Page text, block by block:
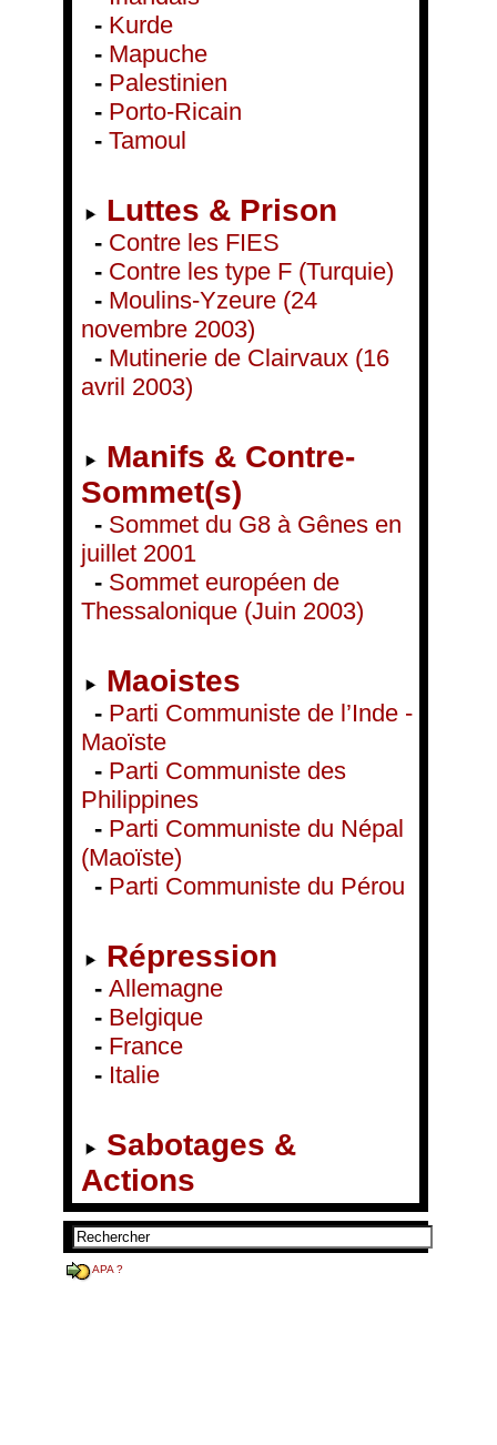
- Kurde
- Mapuche
- Palestinien
- Porto-Ricain
- Tamoul
Luttes & Prison
- Contre les FIES
- Contre les type F (Turquie)
- Moulins-Yzeure (24
novembre 2003)
- Mutinerie de Clairvaux (16
avril 2003)
Manifs & Contre-
Sommet(s)
- Sommet du G8 à Gênes en
juillet 2001
- Sommet européen de
Thessalonique (Juin 2003)
Maoistes
- Parti Communiste de l’Inde -
Maoïste
- Parti Communiste des
Philippines
- Parti Communiste du Népal
(Maoïste)
- Parti Communiste du Pérou
Répression
- Allemagne
- Belgique
- France
- Italie
Sabotages &
Actions
APA ?